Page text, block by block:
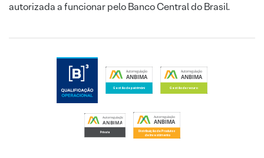
autorizada a funcionar pelo Banco Central do Brasil.